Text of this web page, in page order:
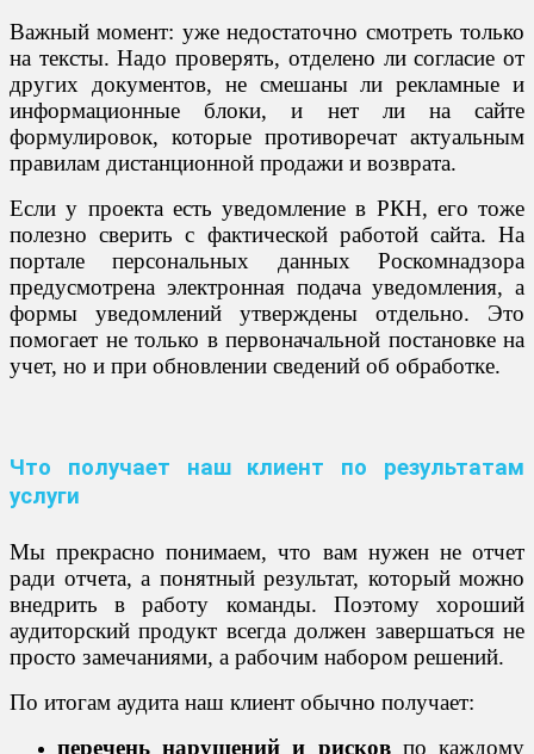
Важный момент: уже недостаточно смотреть только
на тексты. Надо проверять, отделено ли согласие от
других документов, не смешаны ли рекламные и
информационные блоки, и нет ли на сайте
формулировок, которые противоречат актуальным
правилам дистанционной продажи и возврата.
Если у проекта есть уведомление в РКН, его тоже
полезно сверить с фактической работой сайта. На
портале персональных данных Роскомнадзора
предусмотрена электронная подача уведомления, а
формы уведомлений утверждены отдельно. Это
помогает не только в первоначальной постановке на
учет, но и при обновлении сведений об обработке.
Что получает наш клиент по результатам
услуги
Мы прекрасно понимаем, что вам нужен не отчет
ради отчета, а понятный результат, который можно
внедрить в работу команды. Поэтому хороший
аудиторский продукт всегда должен завершаться не
просто замечаниями, а рабочим набором решений.
По итогам аудита наш клиент обычно получает:
перечень нарушений и рисковпо каждому